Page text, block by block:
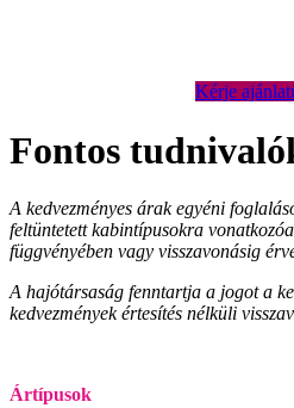
Kérje
Fontos
A kedvezményes árak egyéni
feltüntetett kabintípusokra
függvényében vagy visszavonásig
A hajótársaság fenntartja a jogot a
kedvezmények értesítés nélküli
Ártípusok